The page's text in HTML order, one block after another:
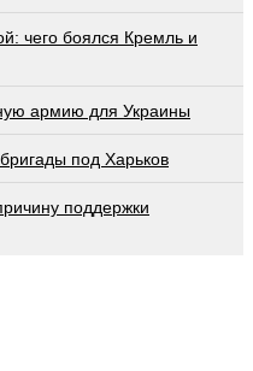
чeгo бoялcя Крeмль и
армию для Украины
под Харьков
поддержки